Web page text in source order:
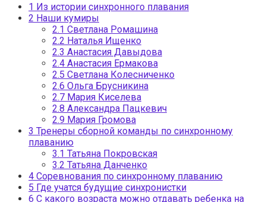
1 Из истории синхронного плавания
2 Наши кумиры
2.1 Светлана Ромашина
2.2 Наталья Ищенко
2.3 Анастасия Давыдова
2.4 Анастасия Ермакова
2.5 Светлана Колесниченко
2.6 Ольга Брусникина
2.7 Мария Киселева
2.8 Александра Пацкевич
2.9 Мария Громова
3 Тренеры сборной команды по синхронному
плаванию
3.1 Татьяна Покровская
3.2 Татьяна Данченко
4 Соревнования по синхронному плаванию
5 Где учатся будущие синхронистки
6 С какого возраста можно отдавать ребенка на